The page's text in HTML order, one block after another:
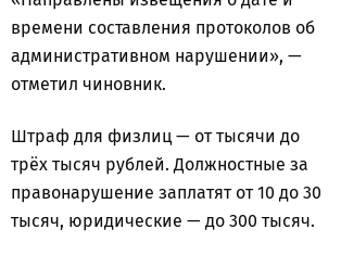
времени составления протоколов об
административном нарушении», —
отметил чиновник.
Штраф для физлиц — от тысячи до
трёх тысяч рублей. Должностные за
правонарушение заплатят от 10 до 30
тысяч, юридические — до 300 тысяч.